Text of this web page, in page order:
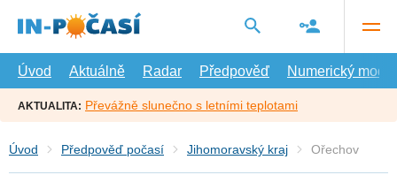
hlavní
Úvod
Aktuálně Radar Předpověď Numerický model
AKTUALITA: Převážně slunečno s letními teplotami
Úvod Předpověď počasí Jihomoravský kraj Ořechov